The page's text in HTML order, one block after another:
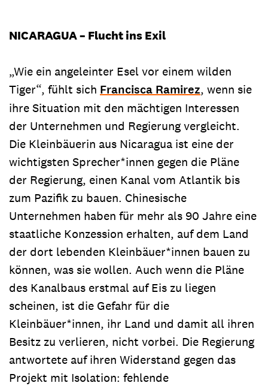
NICARAGUA – Flucht ins Exil
„Wie ein angeleinter Esel vor einem wilden
Tiger“, fühlt sich Francisca Ramirez, wenn sie
ihre Situation mit den mächtigen Interessen
der Unternehmen und Regierung vergleicht.
Die Kleinbäuerin aus Nicaragua ist eine der
wichtigsten Sprecher*innen gegen die Pläne
der Regierung, einen Kanal vom Atlantik bis
zum Pazifik zu bauen. Chinesische
Unternehmen haben für mehr als 90 Jahre eine
staatliche Konzession erhalten, auf dem Land
der dort lebenden Kleinbäuer*innen bauen zu
können, was sie wollen. Auch wenn die Pläne
des Kanalbaus erstmal auf Eis zu liegen
scheinen, ist die Gefahr für die
Kleinbäuer*innen, ihr Land und damit all ihren
Besitz zu verlieren, nicht vorbei. Die Regierung
antwortete auf ihren Widerstand gegen das
Projekt mit Isolation: fehlende